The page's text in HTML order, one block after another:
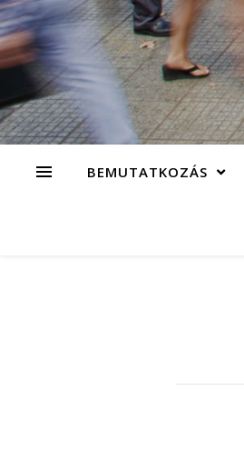
BEMUTATKOZÁS